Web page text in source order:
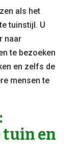
als het
tuinstijl. U
naar
te bezoeken
en zelfs de
mensen te
tuin en